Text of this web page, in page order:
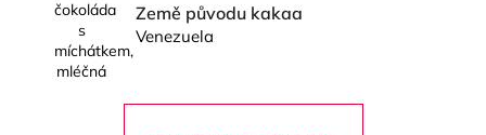
Země původu kakaa
Venezuela